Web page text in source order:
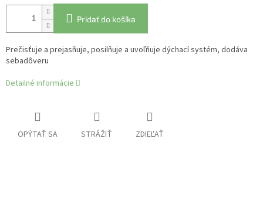
Pridať do košíka
Prečisťuje a prejasňuje, posilňuje a uvoľňuje dýchací systém, dodáva
sebadôveru
Detailné informácie
OPÝTAŤ SA STRÁŽIŤ ZDIEĽAŤ